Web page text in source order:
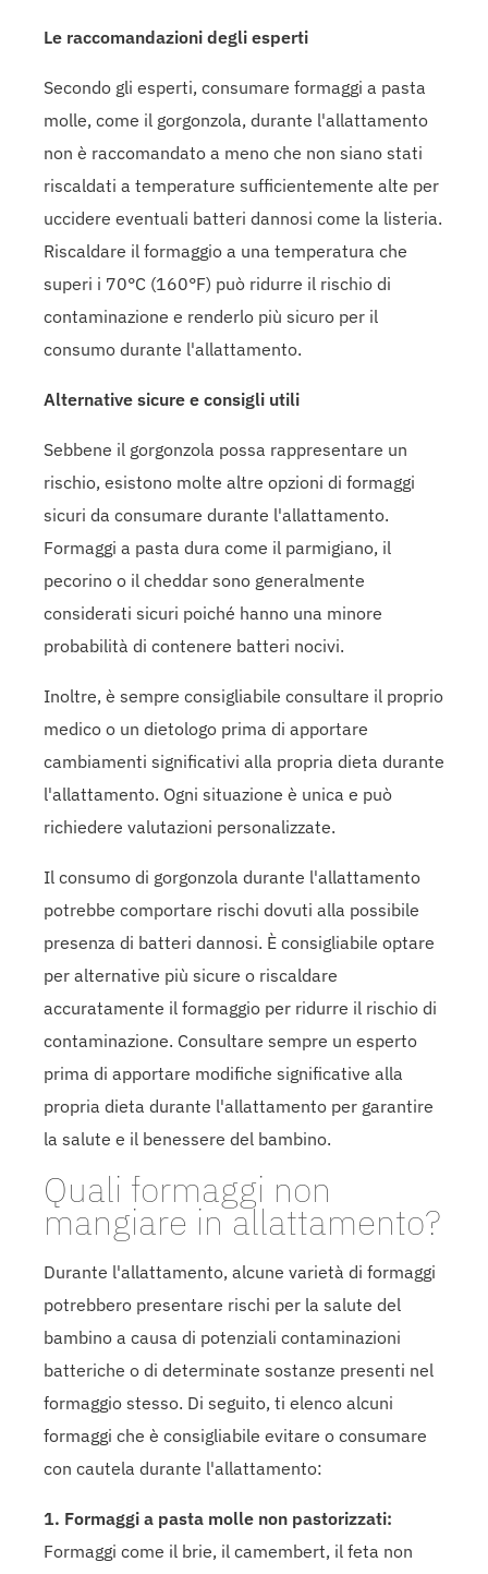
Le raccomandazioni degli esperti
Secondo gli esperti, consumare formaggi a pasta
molle, come il gorgonzola, durante l'allattamento
non è raccomandato a meno che non siano stati
riscaldati a temperature sufficientemente alte per
uccidere eventuali batteri dannosi come la listeria.
Riscaldare il formaggio a una temperatura che
superi i 70°C (160°F) può ridurre il rischio di
contaminazione e renderlo più sicuro per il
consumo durante l'allattamento.
Alternative sicure e consigli utili
Sebbene il gorgonzola possa rappresentare un
rischio, esistono molte altre opzioni di formaggi
sicuri da consumare durante l'allattamento.
Formaggi a pasta dura come il parmigiano, il
pecorino o il cheddar sono generalmente
considerati sicuri poiché hanno una minore
probabilità di contenere batteri nocivi.
Inoltre, è sempre consigliabile consultare il proprio
medico o un dietologo prima di apportare
cambiamenti significativi alla propria dieta durante
l'allattamento. Ogni situazione è unica e può
richiedere valutazioni personalizzate.
Il consumo di gorgonzola durante l'allattamento
potrebbe comportare rischi dovuti alla possibile
presenza di batteri dannosi. È consigliabile optare
per alternative più sicure o riscaldare
accuratamente il formaggio per ridurre il rischio di
contaminazione. Consultare sempre un esperto
prima di apportare modifiche significative alla
propria dieta durante l'allattamento per garantire
la salute e il benessere del bambino.
Quali formaggi non
mangiare in allattamento?
Durante l'allattamento, alcune varietà di formaggi
potrebbero presentare rischi per la salute del
bambino a causa di potenziali contaminazioni
batteriche o di determinate sostanze presenti nel
formaggio stesso. Di seguito, ti elenco alcuni
formaggi che è consigliabile evitare o consumare
con cautela durante l'allattamento:
1. Formaggi a pasta molle non pastorizzati:
Formaggi come il brie, il camembert, il feta non